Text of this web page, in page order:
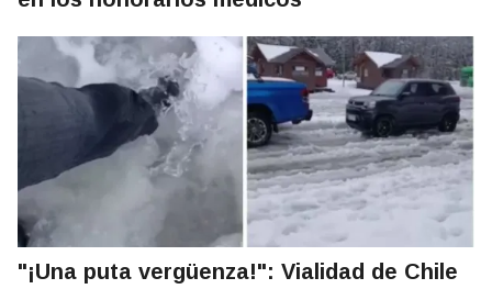
"¡Una puta vergüenza!": Vialidad de Chile